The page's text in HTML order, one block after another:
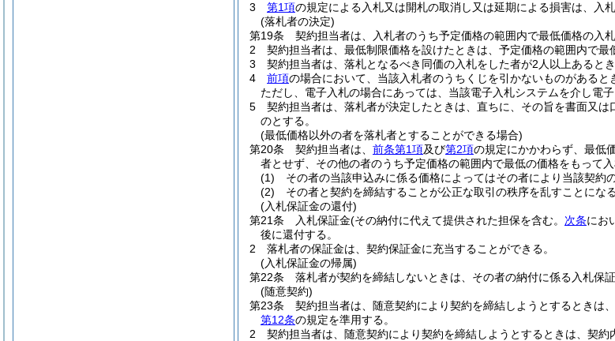
3
第1項の規定による入札又は開札の取消し又は延期による損害は、入札
(落札者の決定)
第19条
契約担当者は、入札者のうち予定価格の範囲内で最低価格の入
2
契約担当者は、最低制限価格を設けたときは、予定価格の範囲内で
3
契約担当者は、落札となるべき同価の入札をした者が2人以上あると
4
前項の場合において、当該入札者のうちくじを引かないものがある
ただし、電子入札の場合にあっては、当該電子入札システムを介し電
5
契約担当者は、落札者が決定したときは、直ちに、その旨を書面又は
のとする。
(最低価格以外の者を落札者とすることができる場合)
第20条
契約担当者は、 前条第1項及び第2項の規定にかかわらず、最低
者とせず、その他の者のうち予定価格の範囲内で最低の価格をもって
(1)
その者の当該申込みに係る価格によってはその者により当該契約
(2)
その者と契約を締結することが公正な取引の秩序を乱すことにな
(入札保証金の還付)
第21条
入札保証金(その納付に代えて提供された担保を含む。 次条にお
後に還付する。
2
落札者の保証金は、契約保証金に充当することができる。
(入札保証金の帰属)
第22条
落札者が契約を締結しないときは、その者の納付に係る入札保
(随意契約)
第23条
契約担当者は、随意契約により契約を締結しようとするときは
第12条の規定を準用する。
2
契約担当者は、随意契約により契約を締結しようとするときは、契